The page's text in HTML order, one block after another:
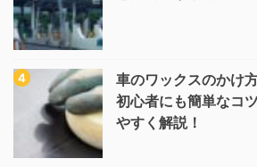
車のワックスのかけ
初心者にも簡単なコ
やすく解説！